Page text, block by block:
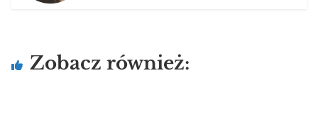
Zobacz również: